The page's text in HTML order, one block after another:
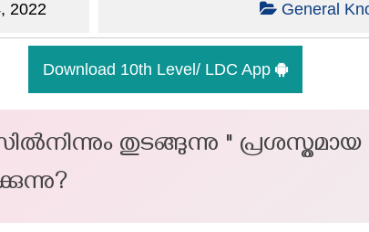
2022 General
Download 10th Level/ LDC App
തുടങ്ങുന്നു "